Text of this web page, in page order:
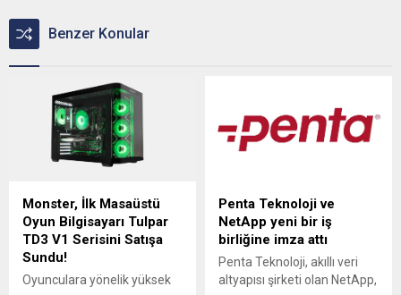
Benzer Konular
Monster, İlk Masaüstü
Oyun Bilgisayarı Tulpar
TD3 V1 Serisini Satışa
Sundu!
Oyunculara yönelik yüksek
Penta Teknoloji ve
NetApp yeni bir iş
birliğine imza attı
Penta Teknoloji, akıllı veri
altyapısı şirketi olan NetApp,